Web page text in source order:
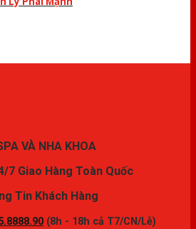
VÀ NHA KHOA
7 Giao Hàng Toàn Quốc
Tin Khách Hàng
(8h - 18h cả T7/CN/Lễ)